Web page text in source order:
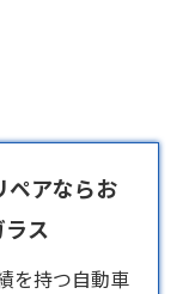
ペアならお
ス
を持つ自動車